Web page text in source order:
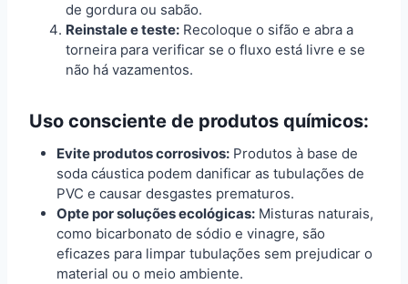
de gordura ou sabão.
Reinstale e teste: Recoloque o sifão e abra a
torneira para verificar se o fluxo está livre e se
não há vazamentos.
Uso consciente de produtos químicos:
Evite produtos corrosivos: Produtos à base de
soda cáustica podem danificar as tubulações de
PVC e causar desgastes prematuros.
Opte por soluções ecológicas: Misturas naturais,
como bicarbonato de sódio e vinagre, são
eficazes para limpar tubulações sem prejudicar o
material ou o meio ambiente.